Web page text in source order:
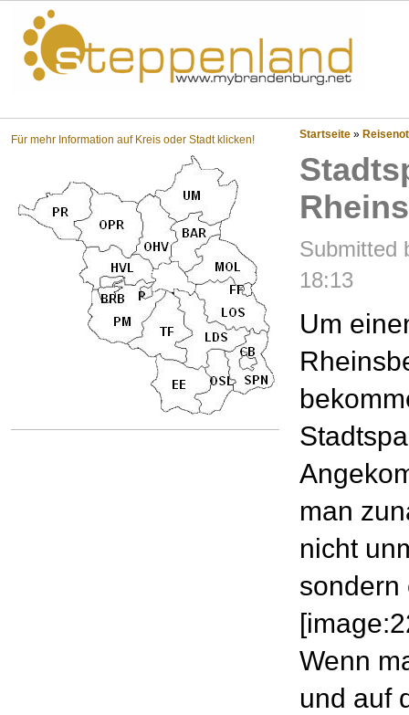
Für mehr Information auf Kreis oder Stadt klicken! Startseite »
Submitted
18:13
Um
man
nicht
sondern
Wenn
und auf